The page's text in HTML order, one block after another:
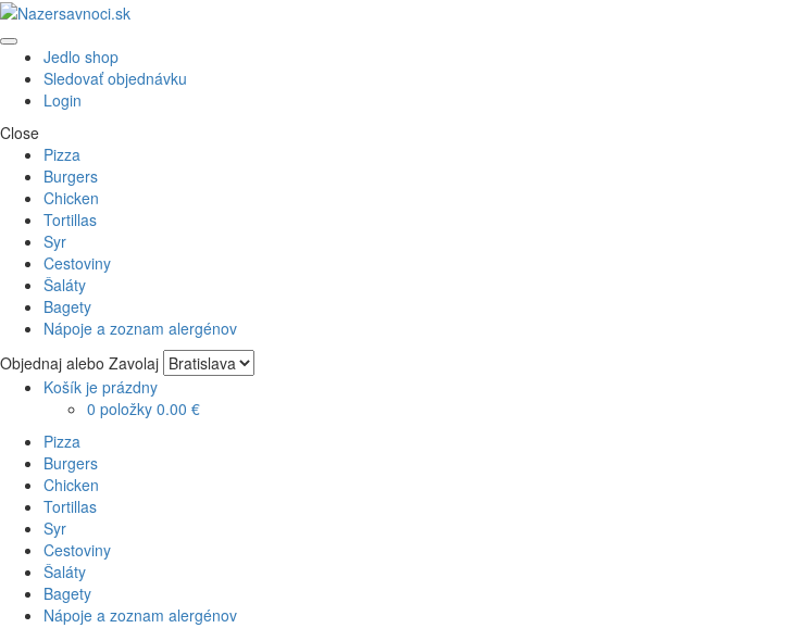
Skip
navigation
Skip
content
Menu Jedlo shop
Sledovať objednávku
Login
Close
Pizza
Burgers
Chicken
Tortillas
Syr
Cestoviny
Šaláty
Bagety
Nápoje a zoznam alergénov
Objednaj alebo Zavolaj
Košík je prázdny
0 položky 0.00 €
Pizza
Burgers
Chicken
Tortillas
Syr
Cestoviny
Šaláty
Bagety
Nápoje a zoznam alergénov